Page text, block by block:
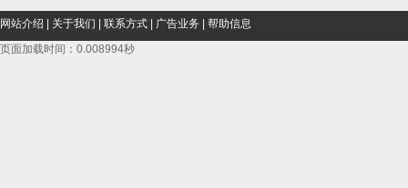
网站介绍 关于我们 联系方式 广告业务
帮助信息
页面加载时间：0.008994秒